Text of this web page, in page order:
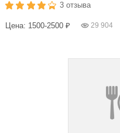
3 отзыва
Цена: 1500-2500 ₽ 29 904